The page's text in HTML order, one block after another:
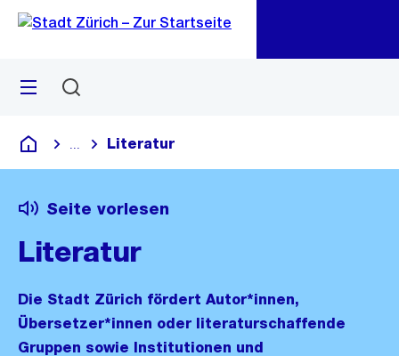
Navigation
Sprunglink
Menü
Deutsch
Blende alle Breadcrumbs ein
Literatur
Seite vorlesen
Literatur
Die Stadt Zürich fördert Autor*innen,
Übersetzer*innen oder literaturschaffende
Gruppen sowie Institutionen und